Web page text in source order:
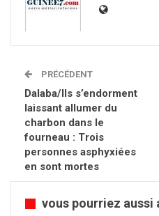
PRÉCÉDENT
Dalaba/Ils s’endorment
laissant allumer du
charbon dans le
fourneau : Trois
personnes asphyxiées
en sont mortes
vous pourriez aussi